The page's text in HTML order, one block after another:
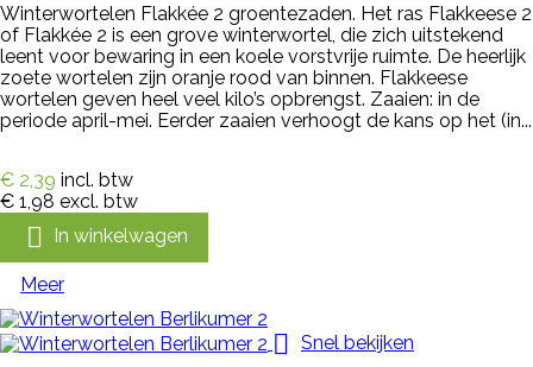
Winterwortelen Flakkée 2 groentezaden. Het ras Flakkeese 2
of Flakkée 2 is een grove winterwortel, die zich uitstekend
leent voor bewaring in een koele vorstvrije ruimte. De heerlijk
zoete wortelen zijn oranje rood van binnen. Flakkeese
wortelen geven heel veel kilo’s opbrengst. Zaaien: in de
periode april-mei. Eerder zaaien verhoogt de kans op het (in...
€ 2,39 incl. btw
€ 1,98 excl. btw
 In winkelwagen
Meer
 Snel bekijken